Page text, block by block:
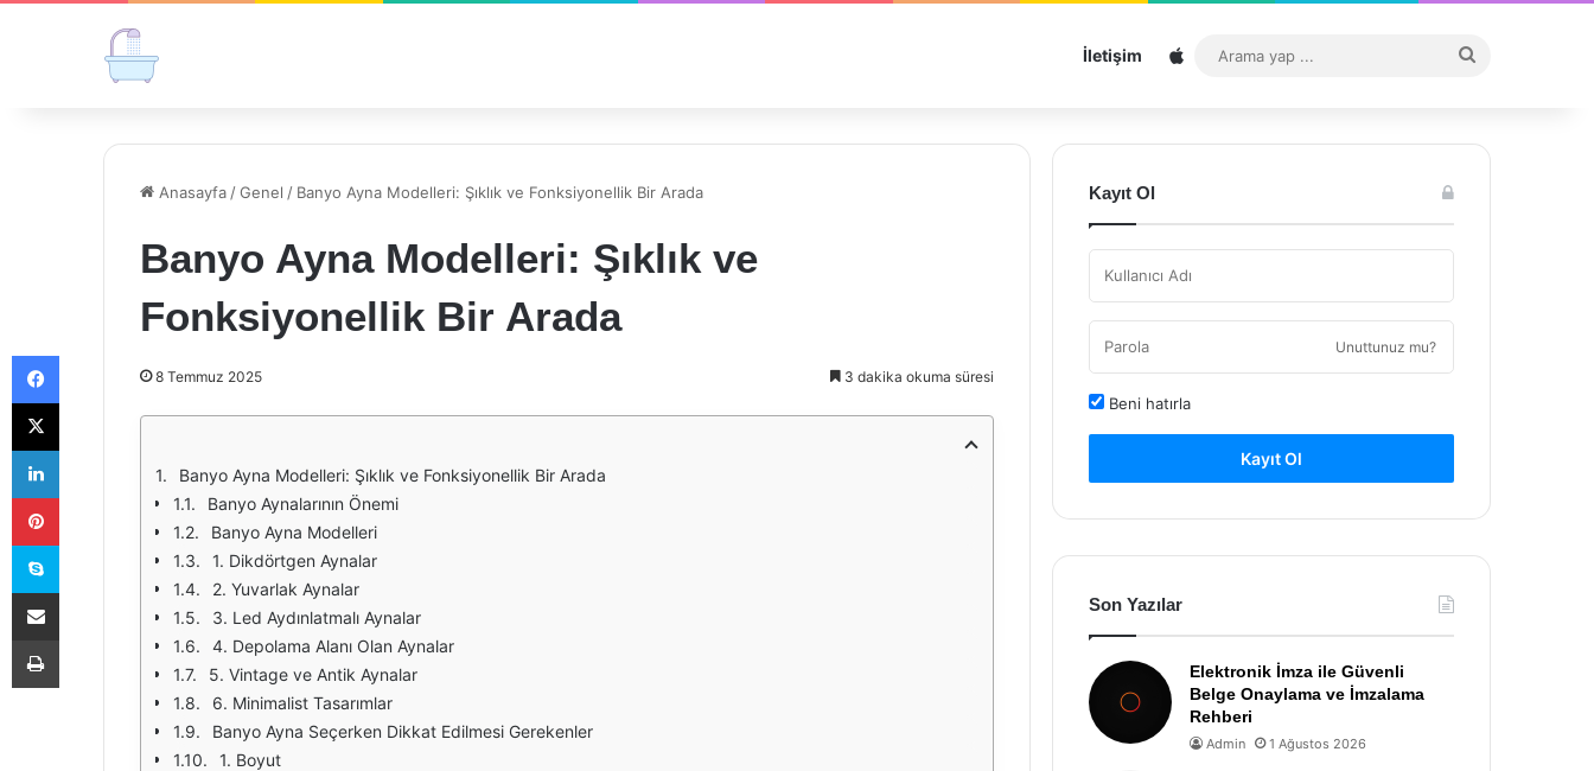
İletişim Sitemap
...
Anasayfa /Genel / Banyo Ayna Modelleri: Şıklık ve Fonksiyonellik Bir Arada
Banyo Ayna Modelleri: Şıklık ve
Fonksiyonellik Bir Arada
8 Temmuz 2025 3 dakika okuma süresi
Banyo Ayna Modelleri: Şıklık ve Fonksiyonellik Bir Arada
Banyo Aynalarının Önemi
Banyo Ayna Modelleri
1. Dikdörtgen Aynalar
2. Yuvarlak Aynalar
3. Led Aydınlatmalı Aynalar
4. Depolama Alanı Olan Aynalar
5. Vintage ve Antik Aynalar
6. Minimalist Tasarımlar
Banyo Ayna Seçerken Dikkat Edilmesi Gerekenler
1. Boyut
Kayıt Ol
Unuttunuz mu?
Beni hatırla
Kayıt Ol
Son Yazılar
Elektronik İmza ile Güvenli
Belge Onaylama ve İmzalama
Rehberi
Admin 1 Ağustos 2026
Facebook
X
LinkedIn
Pinterest
Skype
E-Posta ile paylaş